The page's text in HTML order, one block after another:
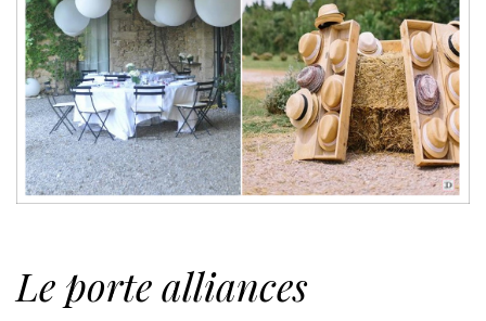
Le porte alliances